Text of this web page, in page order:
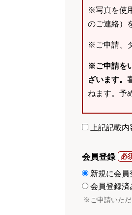
※写真を使
のご連絡）
※ご申請、
※ご申請を
ざいます。
ねます。予
上記記載
会員登録
新規に会員
会員登録済
※ご申請いただ